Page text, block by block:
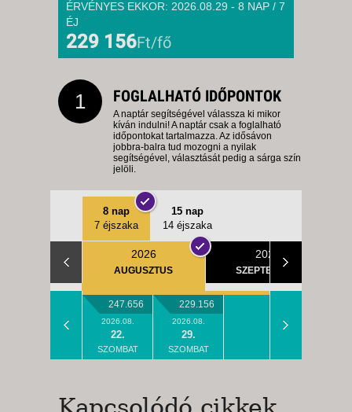
ÉRVÉNYES EKKOR: 2026.08.29 - 8 NAP / 7
ÉJ
229 156Ft/fő
1 FOGLALHATÓ IDŐPONTOK
A naptár segítségével válassza ki mikor
kíván indulni! A naptár csak a foglalható
időpontokat tartalmazza. Az idősávon
jobbra-balra tud mozogni a nyilak
segítségével, választását pedig a sárga szín
jelöli.
8 nap
7 éjszaka
15 nap
14 éjszaka
2026
AUGUSZTUS
2026
SZEPTEMBER
247.656
2026.08.
22.
SZOMBAT
229.156
2026.08.
29.
SZOMBAT